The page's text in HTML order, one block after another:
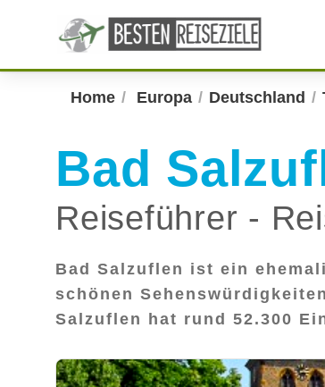
Home Europa Deutschland
Bad
Reiseführer -
Bad Salzuflen ist ein
schönen
Salzuflen hat rund 52.300